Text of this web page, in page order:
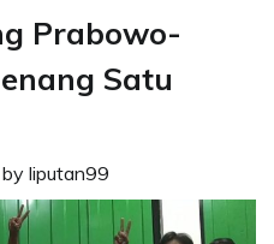
Prabowo-
Satu
by liputan99